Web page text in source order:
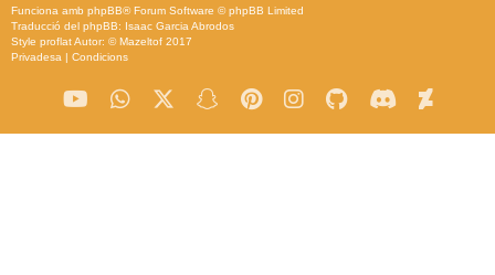
Funciona amb phpBB® Forum Software © phpBB Limited
Traducció del phpBB: Isaac Garcia Abrodos
Style proflatAutor: ©Mazeltof 2017
Privadesa | Condicions